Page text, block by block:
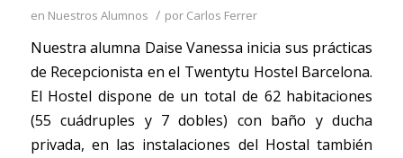
en Nuestros Alumnos / por Carlos Ferrer
Nuestra alumna Daise Vanessa inicia sus prácticas
de Recepcionista en el Twentytu Hostel Barcelona.
El Hostel dispone de un total de 62 habitaciones
(55 cuádruples y 7 dobles) con baño y ducha
privada, en las instalaciones del Hostal también